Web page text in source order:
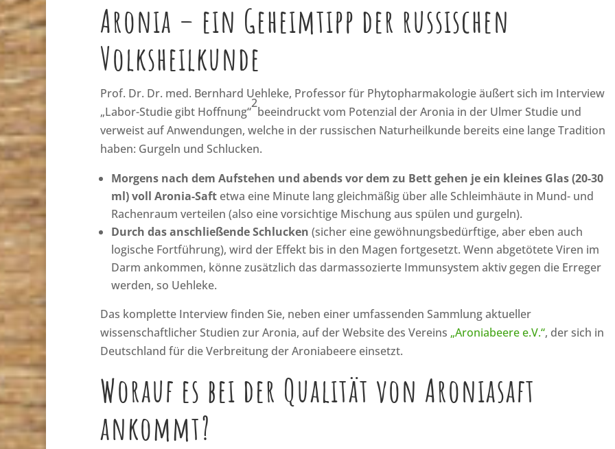
Aronia – ein Geheimtipp der russischen
Volksheilkunde
Prof. Dr. Dr. med. Bernhard Uehleke, Professor für Phytopharmakologie äußert sich im Interview
„Labor-Studie gibt Hoffnung“
2
beeindruckt vom Potenzial der Aronia in der Ulmer Studie und
verweist auf Anwendungen, welche in der russischen Naturheilkunde bereits eine lange Tradition
haben: Gurgeln und Schlucken.
Morgens nach dem Aufstehen und abends vor dem zu Bett gehen je ein kleines Glas (20-30
ml) voll Aronia-Saftetwa eine Minute lang gleichmäßig über alle Schleimhäute in Mund- und
Rachenraum verteilen (also eine vorsichtige Mischung aus spülen und gurgeln).
Durch das anschließende Schlucken (sicher eine gewöhnungsbedürftige, aber eben auch
logische Fortführung), wird der Effekt bis in den Magen fortgesetzt. Wenn abgetötete Viren im
Darm ankommen, könne zusätzlich das darmassozierte Immunsystem aktiv gegen die Erreger
werden, so Uehleke.
Das komplette Interview finden Sie, neben einer umfassenden Sammlung aktueller
wissenschaftlicher Studien zur Aronia, auf der Website des Vereins „Aroniabeere e.V.“, der sich in
Deutschland für die Verbreitung der Aroniabeere einsetzt.
Worauf es bei der Qualität von Aroniasaft
ankommt?